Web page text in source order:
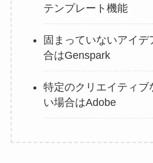
テンプレート機能
固まっていないアイ
合はGenspark
特定のクリエイティブ
い場合はAdobe